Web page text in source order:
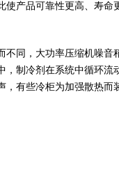
产品可靠性更高、寿命
同，大功率压缩机噪
制冷剂在系统中循环
有些冷柜为加强散热